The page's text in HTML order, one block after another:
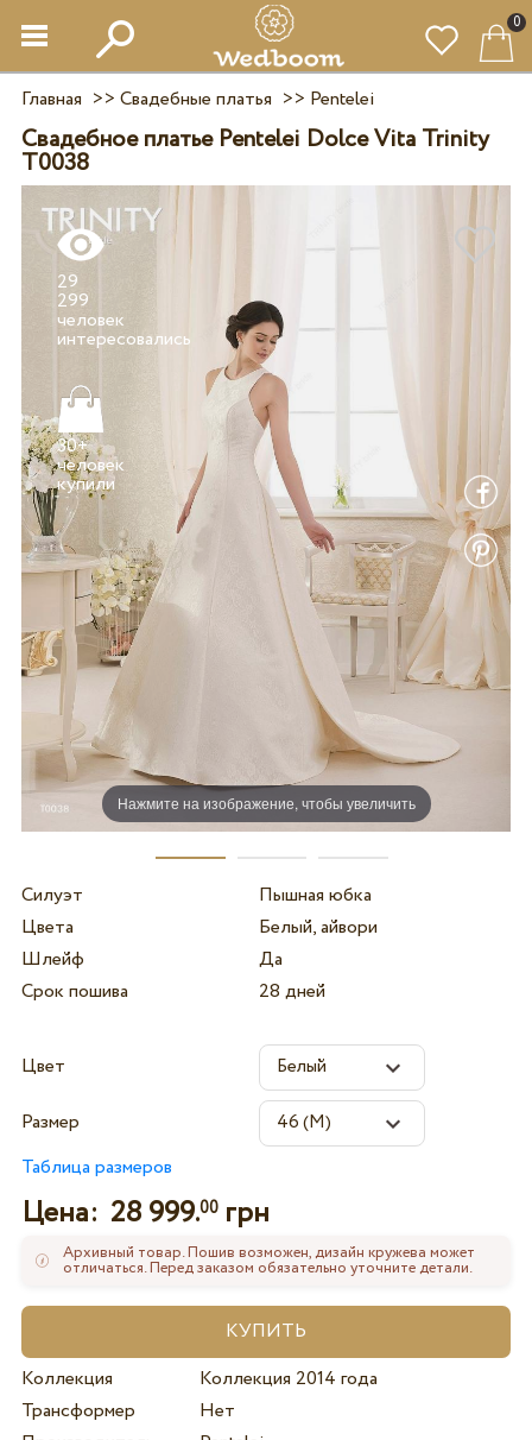
0
Главная >> Свадебные платья >> Pentelei
Свадебное платье Pentelei Dolce Vita Trinity
T0038
Нажмите на изображение, чтобы увеличить
29
299
человек
30+
человек
Силуэт
Пышная юбка
Цвета
Белый, айвори
Шлейф
Да
Срок пошива
28 дней
Цвет
Размер
Таблица размеров
Цена: 28 999.00грн
Архивный товар. Пошив возможен, дизайн кружева может
отличаться. Перед заказом обязательно уточните детали.
Коллекция
Коллекция 2014 года
Трансформер
Нет